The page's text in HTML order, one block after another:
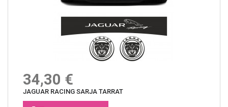
34,30 €
JAGUAR RACING SARJA TARRAT